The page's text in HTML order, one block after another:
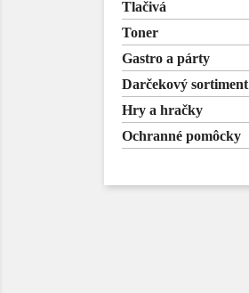
Tlačivá
Toner
Gastro a párty
Darčekový sortiment
Hry a hračky
Ochranné pomôcky